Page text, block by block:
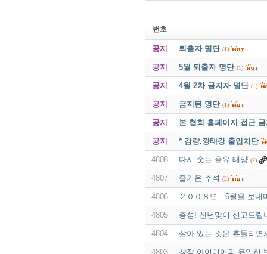
번호
공지 퇴출자 명단 (1)
공지 5월 퇴출자 명단 (1)
공지 4월 2차 금지자 명단 (1)
공지 금지된 명단 (1)
공지 본 협회 홈페이지 접근
공지 * 감량.깡태강 출입차단
4808 다시 솟는 을유 태양 (2)
4807 즐거운 추석 (2)
4806 ２００８년 6월을 보내
4805 충성! 신년맞이 신고드립
4804 살아 있는 것은 흔들리면
4803 창작 아이디어의 유일한